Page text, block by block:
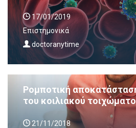
17/01/2019
Επιστημονικά
doctoranytime
Ρομποτική
του κοιλιακού
21/11/2018